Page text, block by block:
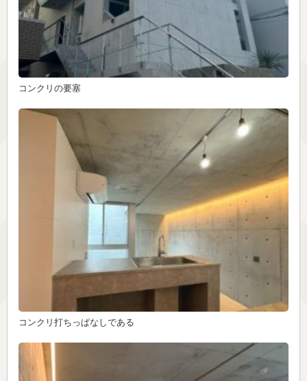
コンクリの要塞
コンクリ打ちっぱなしである